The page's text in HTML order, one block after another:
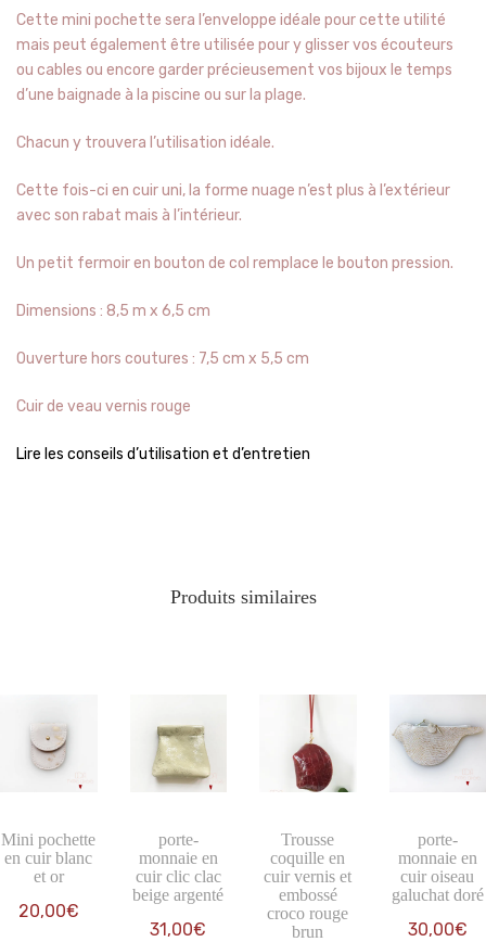
Cette mini pochette sera l’enveloppe idéale pour cette utilité
mais peut également être utilisée pour y glisser vos écouteurs
ou cables ou encore garder précieusement vos bijoux le temps
d’une baignade à la piscine ou sur la plage.
Chacun y trouvera l’utilisation idéale.
Cette fois-ci en cuir uni, la forme nuage n’est plus à l’extérieur
avec son rabat mais à l’intérieur.
Un petit fermoir en bouton de col remplace le bouton pression.
Dimensions : 8,5 m x 6,5 cm
Ouverture hors coutures : 7,5 cm x 5,5 cm
Cuir de veau vernis rouge
Lire les conseils d’utilisation et d’entretien
Produits similaires
Mini pochette
en cuir blanc
et or
20,00€
porte-
monnaie en
cuir clic clac
beige argenté
31,00€
Trousse
coquille en
cuir vernis et
embossé
croco rouge
brun
porte-
monnaie en
cuir oiseau
galuchat doré
30,00€